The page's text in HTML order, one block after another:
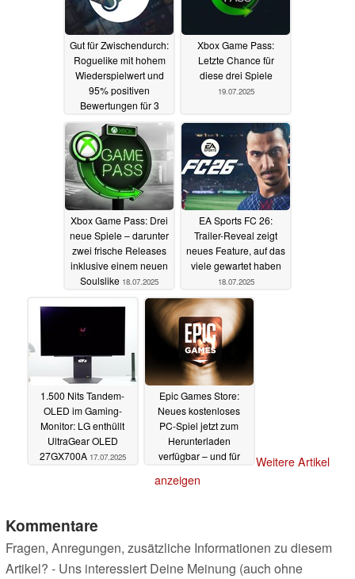
Gut für Zwischendurch:
Roguelike mit hohem
Wiederspielwert und
95% positiven
Bewertungen für 3
Euro im Steam Sale
19.07.2025
Xbox Game Pass:
Letzte Chance für
diese drei Spiele
19.07.2025
Xbox Game Pass: Drei
neue Spiele – darunter
zwei frische Releases
inklusive einem neuen
Soulslike 18.07.2025
EA Sports FC 26:
Trailer-Reveal zeigt
neues Feature, auf das
viele gewartet haben
18.07.2025
1.500 Nits Tandem-
OLED im Gaming-
Monitor: LG enthüllt
UltraGear OLED
27GX700A 17.07.2025
Epic Games Store:
Neues kostenloses
PC-Spiel jetzt zum
Herunterladen
verfügbar – und für
17.07.2025
Weitere Artikel
anzeigen
Kommentare
Fragen, Anregungen, zusätzliche Informationen zu diesem
Artikel? - Uns interessiert Deine Meinung (auch ohne